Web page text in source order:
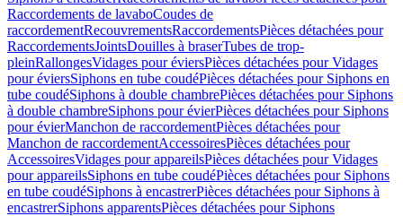
Raccordements de lavaboCoudes de
raccordementRecouvrementsRaccordementsPièces détachées pour
RaccordementsJointsDouilles à braserTubes de trop-
pleinRallongesVidages pour éviersPièces détachées pour Vidages
pour éviersSiphons en tube coudéPièces détachées pour Siphons en
tube coudéSiphons à double chambrePièces détachées pour Siphons
à double chambreSiphons pour évierPièces détachées pour Siphons
pour évierManchon de raccordementPièces détachées pour
Manchon de raccordementAccessoiresPièces détachées pour
AccessoiresVidages pour appareilsPièces détachées pour Vidages
pour appareilsSiphons en tube coudéPièces détachées pour Siphons
en tube coudéSiphons à encastrerPièces détachées pour Siphons à
encastrerSiphons apparentsPièces détachées pour Siphons